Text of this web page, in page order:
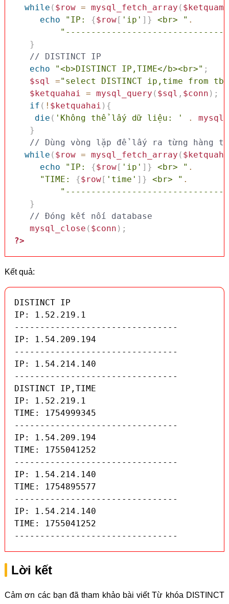
while ( $row = mysql_fetch_array (
echo
"IP: {$row[ 'ip' ] } <br> " .
"--------------------------------
}
// DISTINCT IP
echo
"<b>DISTINCT IP,TIME</b><br>" ;
$sql
="select DISTINCT ip,time from
$ketquahai = mysql_query ( $sql , $conn ) ;
if ( ! $ketquahai ) {
die ( 'Không thể lấy dữ liệu: ' .
}
while ( $row = mysql_fetch_array (
echo
"IP: {$row[ 'ip' ] } <br> " .
"TIME: {$row[ 'time' ] } <br> " .
"--------------------------------
}
// Đóng kết nối database
mysql_close ( $conn ) ;
?>
Kết quả:
DISTINCT IP
IP: 1.52.219.1
--------------------------------
IP: 1.54.209.194
--------------------------------
IP: 1.54.214.140
--------------------------------
DISTINCT IP,TIME
IP: 1.52.219.1
TIME: 1754999345
--------------------------------
IP: 1.54.209.194
TIME: 1755041252
--------------------------------
IP: 1.54.214.140
TIME: 1754895577
--------------------------------
IP: 1.54.214.140
TIME: 1755041252
--------------------------------
Lời kết
Cảm ơn các bạn đã tham khảo bài viết Từ khóa DISTINCT